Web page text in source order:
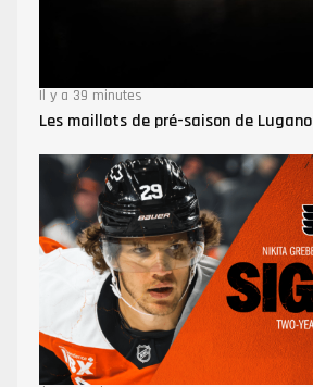
Il y a 39 minutes
Les maillots de pré-saison de Lugano